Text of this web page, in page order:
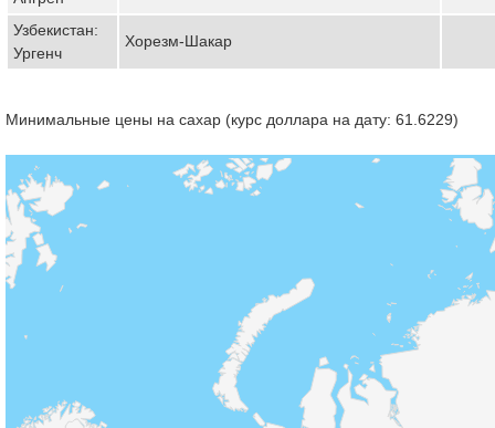
Узбекистан:
Ургенч
Хорезм-Шакар
Минимальные цены на сахар (курс доллара на дату: 61.6229)